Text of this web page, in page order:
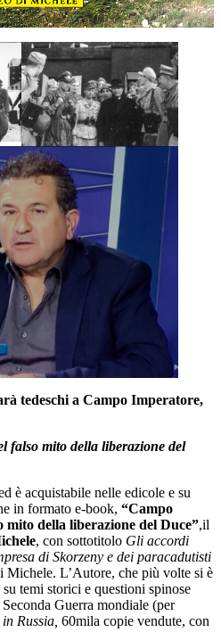
tedeschi a Campo Imperatore,
falso mito della liberazione del
è acquistabile nelle edicole e su
in formato e-book, “Campo
mito della liberazione del Duce”,il
, con sottotitolo Gli accordi
di Skorzeny e dei paracadutisti
L’Autore, che più volte si è
temi storici e questioni spinose
Guerra mondiale (per
Russia, 60mila copie vendute, con